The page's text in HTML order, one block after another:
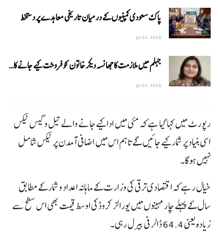
پاک سعودی کمپنیوں کے درمیان تاریخی معاہدے پر دستخط
Jul 22, 2026
جہلم میں ملازمت کا جھانسہ دیکر خاتون کو فروخت کیے جانے کا…
Jul 22, 2026
رپورٹ میں کہا گیا ہے کہ مئی میں ادا کیے جانے والے تیل و گیس ٹیکس
اسی بنیاد پر شمار کیے جائیں گے تاہم اس میں اضافی آمدن پر ٹیکس شامل
نہیں ہوگا۔
خیال رہے کہ اقتصادی ترقی کی وزارت کے ماہانہ اعداد و شمار کے مطابق
سال کے پہلے چار مہینوں میں یورالز کروڈ کی اوسط قیمت بھی اس سطح سے
زیادہ یعنی 64.4 ڈالر فی بیرل رہی۔